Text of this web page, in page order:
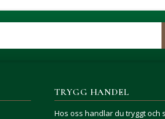
TRYGG HANDEL
Hos oss handlar du tryggt och